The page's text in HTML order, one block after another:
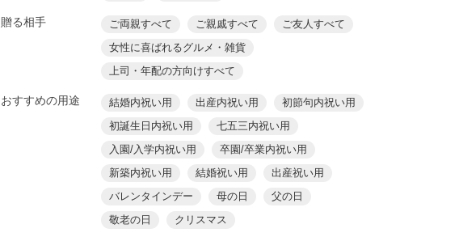
贈る相手 ご両親すべて ご親戚すべて
ご友人すべて
女性に喜ばれるグルメ・雑貨
上司・年配の方向けすべて
おすすめの用途 結婚内祝い用 出産内祝い用
初節句内祝い用
初誕生日内祝い用
七五三内祝い用
入園/入学内祝い用
卒園/卒業内祝い用
新築内祝い用
結婚祝い用
出産祝い用
バレンタインデー
母の日
父の日
敬老の日
クリスマス